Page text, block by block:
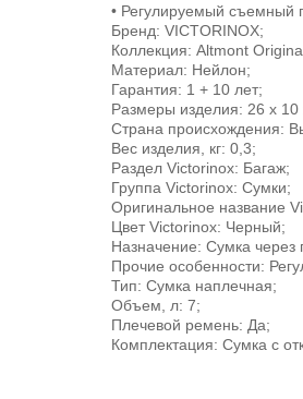
• Регулируемый съемный
Бренд: VICTORINOX;
Коллекция: Altmont
Материал: Нейлон;
Гарантия: 1 + 10 лет;
Размеры изделия: 26 x 10
Страна происхождения:
Вес изделия, кг: 0,3;
Раздел Victorinox: Багаж;
Группа Victorinox: Сумки;
Оригинальное название
Цвет Victorinox: Черный;
Назначение: Сумка через
Прочие особенности:
Тип: Сумка наплечная;
Объем, л: 7;
Плечевой ремень: Да;
Комплектация: Сумка с